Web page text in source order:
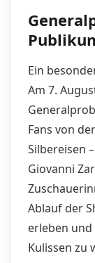
Ein
Am 7.
Fans von
Silbereisen
Giovanni
Ablauf der
erleben
Kulissen zu